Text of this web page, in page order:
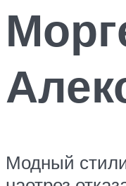
Модный